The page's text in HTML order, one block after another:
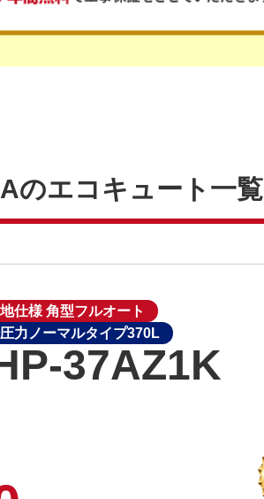
のエコキュート一覧
仕様 角型フルオート
力ノーマルタイプ370L
37AZ1K